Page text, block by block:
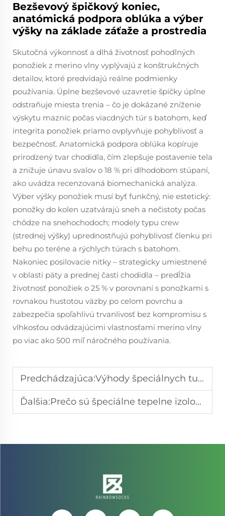
Bezševový špičkový koniec,
anatómická podpora oblúka a výber
výšky na základe záťaže a prostredia
Skutočná výkonnosť a dlhá životnosť pohodlných
ponožiek z merino vlny vyplývajú z konštrukčných
detailov, ktoré predvídajú reálne podmienky
používania. Úplne bezševové uzavretie špičky úplne
odstraňuje miesta trenia – čo je dokázané zníženie
výskytu mazníc počas viacdných túr s batohom, keď
integrita ponožiek priamo ovplyvňuje pohyblivosť a
bezpečnosť. Anatomická podpora oblúka kopíruje
prirodzený tvar chodidla, čím zlepšuje postavenie tela
a znižuje únavu svalov o 18 % pri dlhodobom stúpaní,
ako uvádza recenzovaná biomechanická analýza.
Výber výšky ponožiek musí byť funkčný, nie estetický:
ponožky do kolen uzatvárajú sneh a nečistoty počas
chôdze na snehochodoch; modely typu crew
(strednej výšky) uprednostňujú pohyblivosť členku pri
behu po teréne a rýchlych túrach s batohom.
Nakoniec posilovacie nitky – strategicky umiestnené
v oblasti päty a prednej časti chodidla – predĺžia
životnosť ponožiek o 25 % v porovnaní s ponožkami s
rovnakou hustotou väzby po celom povrchu a
zabezpečia spoľahlivú trvanlivosť bez kompromisu s
vlhkosťou odvádzajúcimi vlastnosťami merino vlny
po viac ako 500 míľ náročného používania.
Predchádzajúca:Výhody špeciálnych turistických ponožiek pre personalizované turistické zážitky
Ďalšia:Prečo sú špeciálne tepelne izolované ponožky nevyhnutné na udržanie tepla nôh v zime